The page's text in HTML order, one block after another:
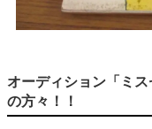
オーディション「ミ
の方々！！